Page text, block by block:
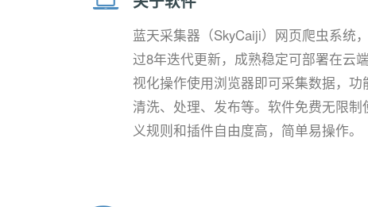
蓝天采集器（SkyCaiji）网页爬虫系统
过8年迭代更新，成熟稳定可部署在云
视化操作使用浏览器即可采集数据，功
清洗、处理、发布等。软件免费无限
义规则和插件自由度高，简单易操作。